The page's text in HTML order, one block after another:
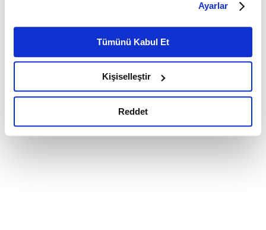
belirleyebilirsiniz. Çerezlere ilişkin detaylı bilgi için
Ayarlar butonuna tıklayabilir,Çerez Bilgilendirme
Metnimizi ziyaret edebilirsiniz.
6698 sayılı Kişisel Verilerin Korunması Kanunu uyarınca
okumak ve sitemizi ziyaretiniz kapsamında
gerçekleştirilen veri işleme faaliyetleri ile ilgili daha
detaylı bilgi almak için lütfentıklayınız.
Ayarlar
Tümünü Kabul Et
Kişiselleştir
Reddet